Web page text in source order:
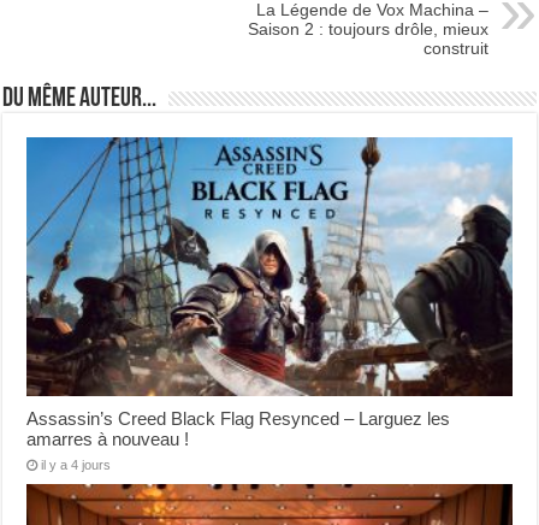
La Légende de Vox Machina –
Saison 2 : toujours drôle, mieux
construit
Du même auteur...
Assassin’s Creed Black Flag Resynced – Larguez les
amarres à nouveau !
il y a 4 jours